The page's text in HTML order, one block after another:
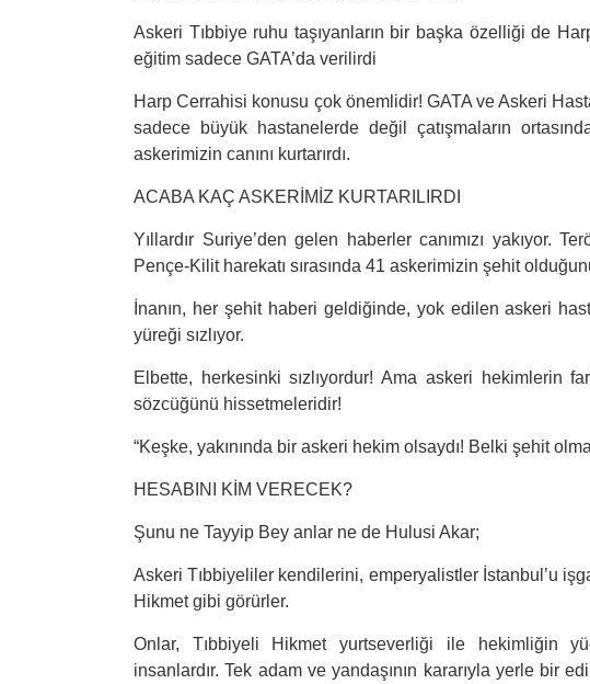
Askeri Tıbbiye ruhu taşıyanların bir başka özelliği de
eğitim sadece GATA’da verilirdi
Harp Cerrahisi konusu çok önemlidir! GATA ve Askeri
sadece büyük hastanelerde değil çatışmaların
askerimizin canını kurtarırdı.
ACABA KAÇ ASKERİMİZ KURTARILIRDI
Yıllardır Suriye’den gelen haberler canımızı yakıyor.
Pençe-Kilit harekatı sırasında 41 askerimizin şehit
İnanın, her şehit haberi geldiğinde, yok edilen askeri
yüreği sızlıyor.
Elbette, herkesinki sızlıyordur! Ama askeri hekimlerin
sözcüğünü hissetmeleridir!
“Keşke, yakınında bir askeri hekim olsaydı! Belki şehit
HESABINI KİM VERECEK?
Şunu ne Tayyip Bey anlar ne de Hulusi Akar;
Askeri Tıbbiyeliler kendilerini, emperyalistler İstanbul’u
Hikmet gibi görürler.
Onlar, Tıbbiyeli Hikmet yurtseverliği ile hekimliğin
insanlardır. Tek adam ve yandaşının kararıyla yerle bir